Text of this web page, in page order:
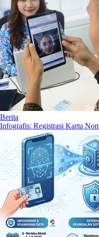
Berita
Infografis: Registrasi Kartu